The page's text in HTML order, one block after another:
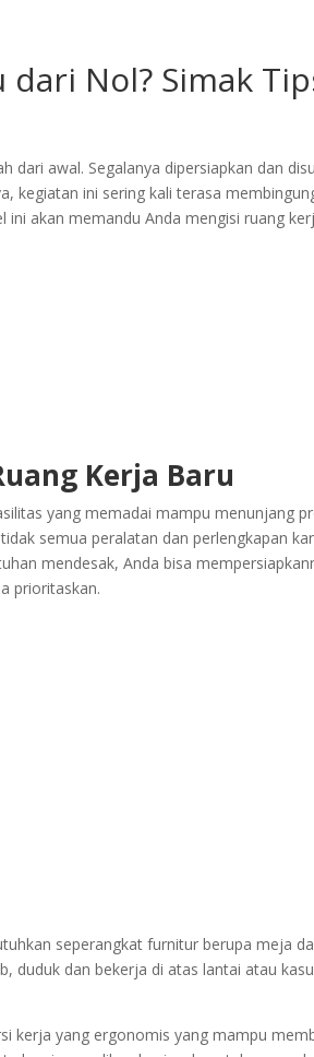
dari Nol? Simak
dari awal. Segalanya dipersiapkan dan
kegiatan ini sering kali terasa
ini akan memandu Anda mengisi ruang
Kerja Baru
yang memadai mampu menunjang
semua peralatan dan perlengkapan
mendesak, Anda bisa
prioritaskan.
seperangkat furnitur berupa meja
duduk dan bekerja di atas lantai atau
kerja yang ergonomis yang mampu